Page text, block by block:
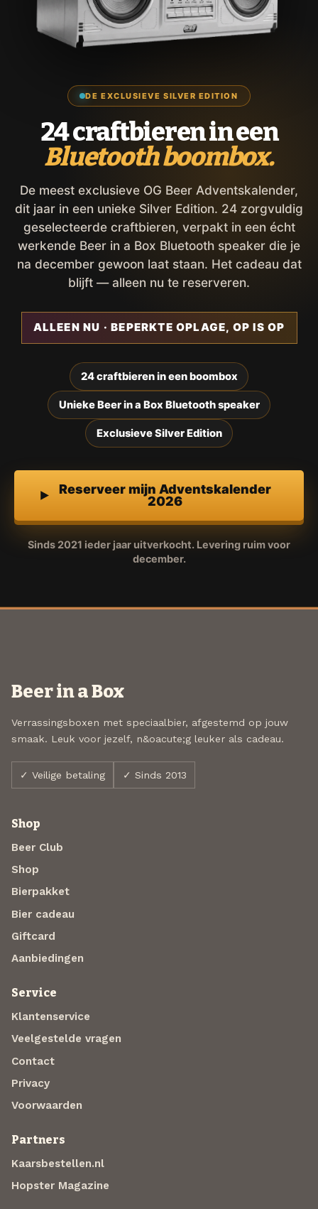
DE EXCLUSIEVE SILVER EDITION
24 craftbieren in een
Bluetooth boombox.
De meest exclusieve OG Beer Adventskalender,
dit jaar in een unieke Silver Edition. 24 zorgvuldig
geselecteerde craftbieren, verpakt in een écht
werkende Beer in a Box Bluetooth speaker die je
na december gewoon laat staan. Het cadeau dat
blijft — alleen nu te reserveren.
ALLEEN NU · BEPERKTE OPLAGE, OP IS OP
24 craftbieren in een boombox
Unieke Beer in a Box Bluetooth speaker
Exclusieve Silver Edition
Reserveer mijn Adventskalender
2026
Sinds 2021 ieder jaar uitverkocht. Levering ruim voor
december.
Beer in a Box
Verrassingsboxen met speciaalbier, afgestemd op jouw
smaak. Leuk voor jezelf, n&oacute;g leuker als cadeau.
✓ Veilige betaling ✓ Sinds 2013
Shop
Beer Club
Shop
Bierpakket
Bier cadeau
Giftcard
Aanbiedingen
Service
Klantenservice
Veelgestelde vragen
Contact
Privacy
Voorwaarden
Partners
Kaarsbestellen.nl
Hopster Magazine